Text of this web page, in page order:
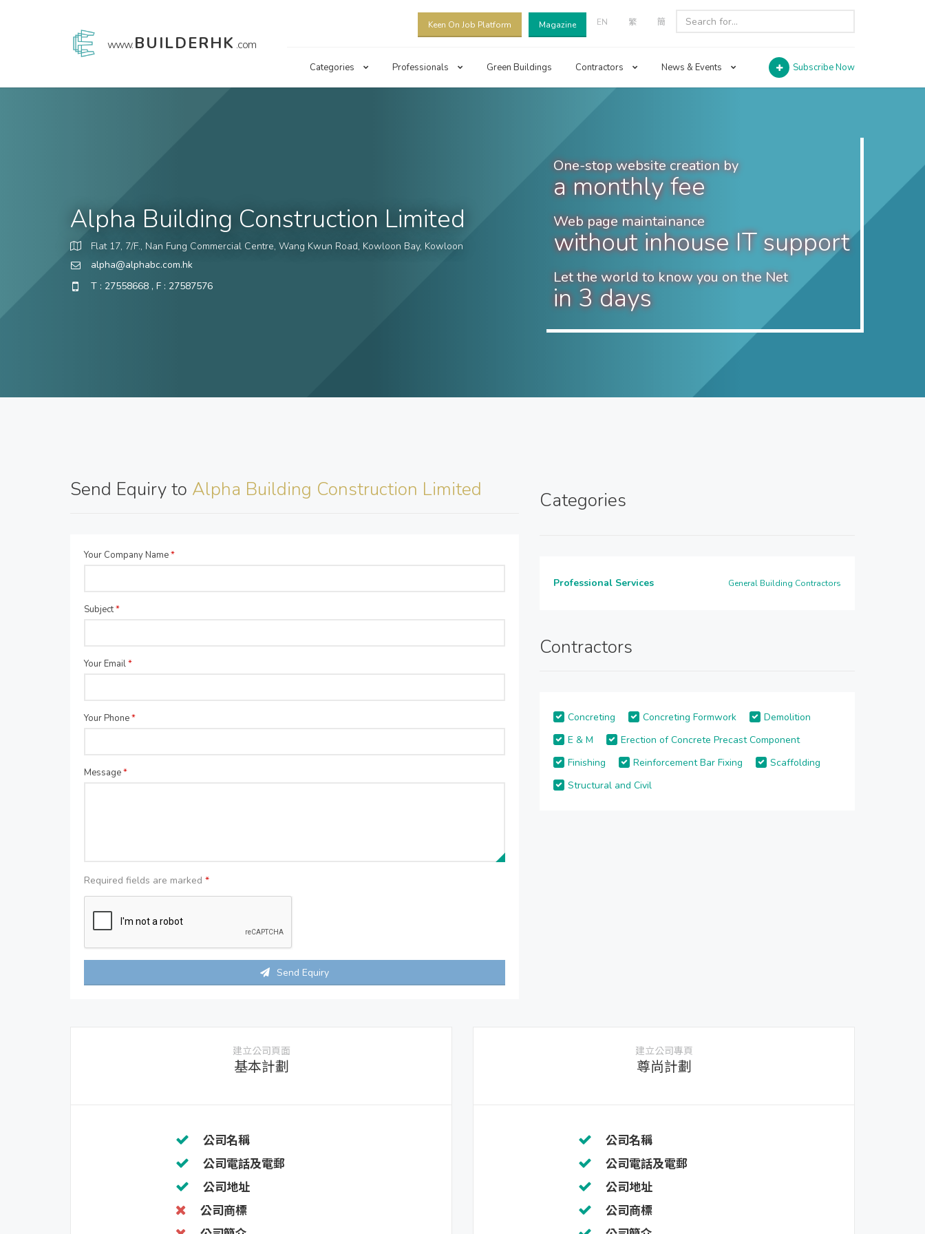
www.BUILDERHK .com
Keen On Job Platform Magazine EN 繁 簡
Subscribe Now
Categories Professionals Green Buildings Contractors News & Events
Alpha Building Construction Limited
Flat 17, 7/F., Nan Fung Commercial Centre, Wang Kwun Road, Kowloon Bay, Kowloon
alpha@alphabc.com.hk
T : 27558668 , F : 27587576
One-stop website creation by
a monthly fee
Web page maintainance
without inhouse IT support
Let the world to know you on the Net
in 3 days
Send Equiry to Alpha Building Construction Limited
Your Company Name*
Subject*
Your Email*
Your Phone*
Message*
Required fields are marked *
Send Equiry
Categories
Professional Services General Building Contractors
Contractors
Concreting Concreting Formwork
Demolition
E & M
Erection of Concrete Precast Component
Finishing
Reinforcement Bar Fixing
Scaffolding
Structural and Civil
建立公司頁面
基本計劃
公司名稱
公司電話及電郵
公司地址
公司商標
建立公司專頁
尊尚計劃
公司名稱
公司電話及電郵
公司地址
公司商標